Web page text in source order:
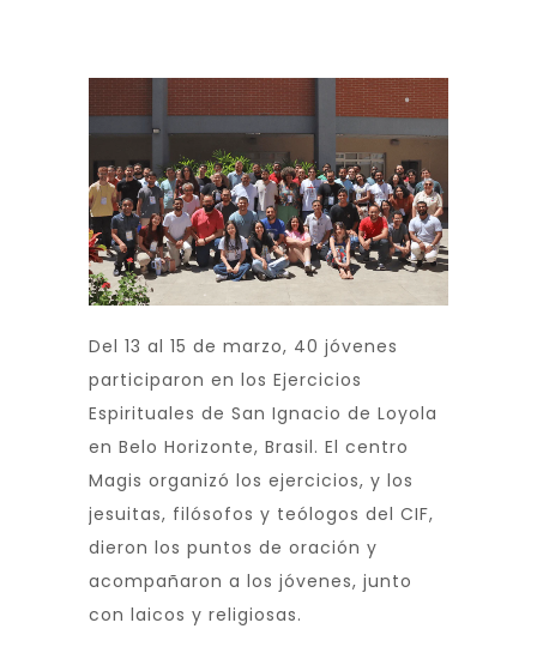
Del 13 al 15 de marzo, 40 jóvenes
participaron en los Ejercicios
Espirituales de San Ignacio de Loyola
en Belo Horizonte, Brasil. El centro
Magis organizó los ejercicios, y los
jesuitas, filósofos y teólogos del CIF,
dieron los puntos de oración y
acompañaron a los jóvenes, junto
con laicos y religiosas.